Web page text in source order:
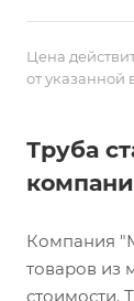
Цена
от указанной
Труба
Компания
товаров из
стоимости.